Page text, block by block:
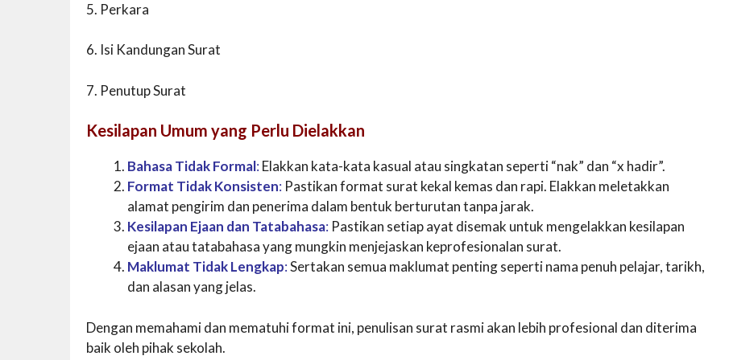
5. Perkara
6. Isi Kandungan Surat
7. Penutup Surat
Kesilapan Umum yang Perlu Dielakkan
Bahasa Tidak Formal: Elakkan kata-kata kasual atau singkatan seperti “nak” dan “x hadir”.
Format Tidak Konsisten: Pastikan format surat kekal kemas dan rapi. Elakkan meletakkan
alamat pengirim dan penerima dalam bentuk berturutan tanpa jarak.
Kesilapan Ejaan dan Tatabahasa: Pastikan setiap ayat disemak untuk mengelakkan kesilapan
ejaan atau tatabahasa yang mungkin menjejaskan keprofesionalan surat.
Maklumat Tidak Lengkap:Sertakan semua maklumat penting seperti nama penuh pelajar, tarikh,
dan alasan yang jelas.
Dengan memahami dan mematuhi format ini, penulisan surat rasmi akan lebih profesional dan diterima
baik oleh pihak sekolah.